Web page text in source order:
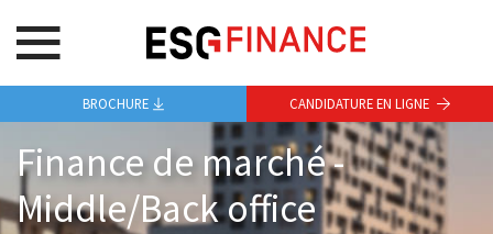
Finance de marché -
Middle/Back office
BROCHURE CANDIDATURE EN LIGNE